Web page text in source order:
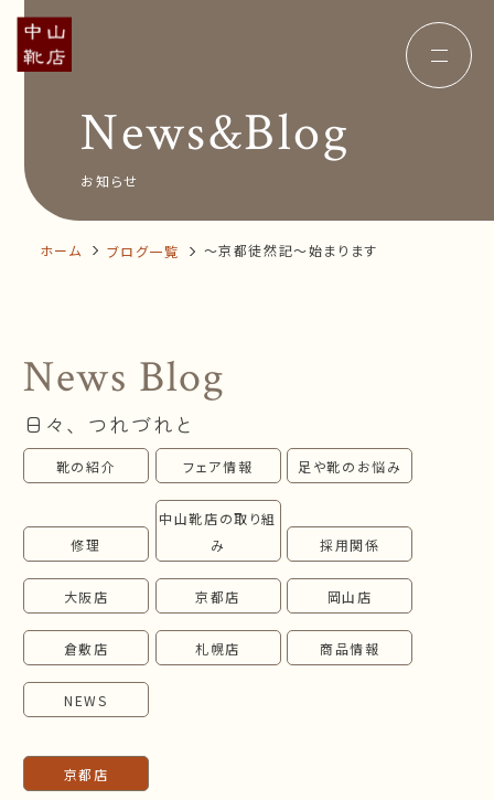
Concept コンセプト
Insole オーダー中敷き
News&Blog
Company 会社概要
オンラインショップ
お問い合わせ
News&Blog
お知らせ
ホーム ブログ一覧 ～京都徒然記～始まります
News Blog
日々、つれづれと
靴の紹介 フェア情報 足や靴のお悩み
修理
中山靴店の取り組
み
採用関係
大阪店 京都店 岡山店
倉敷店 札幌店 商品情報
NEWS
京都店